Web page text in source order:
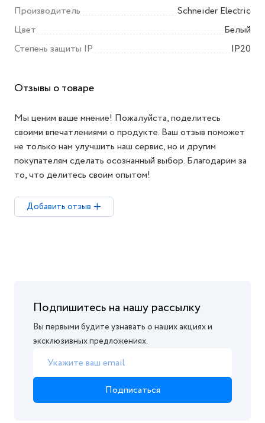
Производитель
Schneider Electric
Цвет
Белый
Степень защиты IP
IP20
Отзывы о товаре
Мы ценим ваше мнение! Пожалуйста, поделитесь
своими впечатлениями о продукте. Ваш отзыв поможет
не только нам улучшить наш сервис, но и другим
покупателям сделать осознанный выбор. Благодарим за
то, что делитесь своим опытом!
Добавить отзыв
Подпишитесь на нашу рассылку
Вы первыми будите узнавать о наших акциях и
эксклюзивных предложениях.
Подписаться